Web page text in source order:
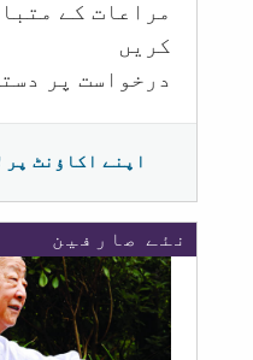
مراعات کے
کریں
درخواست پر
اپنے اکاؤنٹ پر
نئے صارفین